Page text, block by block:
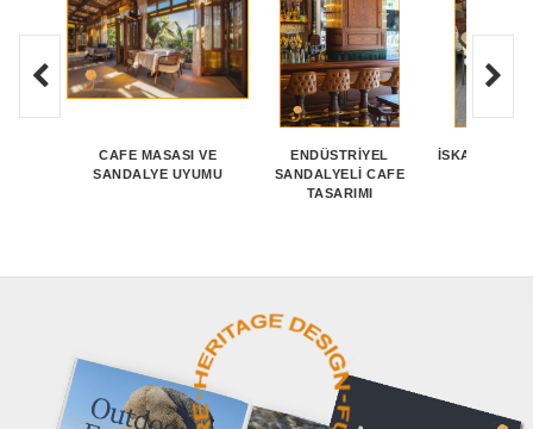
CAFE MASASI VE
SANDALYE UYUMU
ENDÜSTRIYEL
SANDALYELI CAFE
TASARIMI
İSKANDINAV